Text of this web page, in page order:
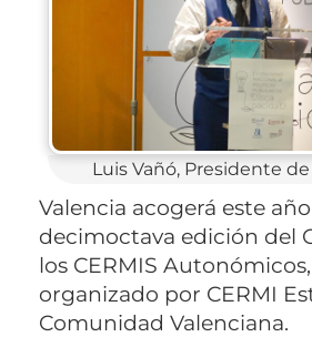
Valencia acogerá este
decimoctava edición del
los CERMIS
organizado por CERMI
Comunidad Valenciana.
Luis Vañó, Presidente de